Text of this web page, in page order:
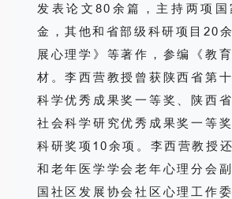
发表论文80余篇，主持两项国
金，其他和省部级科研项目20
展心理学》等著作，参编《教
材。李西营教授曾获陕西省第
科学优秀成果奖一等奖、陕西
社会科学研究优秀成果奖一等
科研奖项10余项。李西营教授
和老年医学学会老年心理分会
国社区发展协会社区心理工作